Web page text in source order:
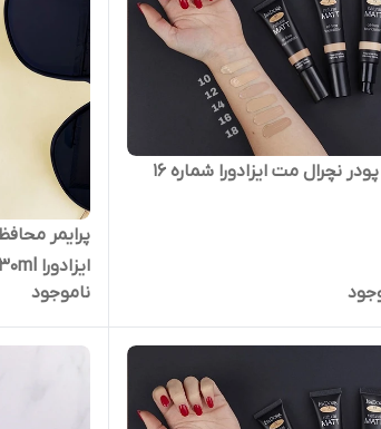
نچرال مت ایزادورا شماره 16
ایزادورا 30ml
ناموجود